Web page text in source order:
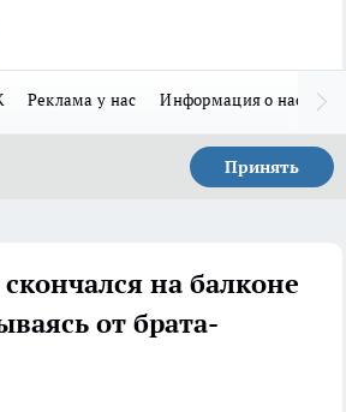
Реклама у нас Информация о нас
Принять
на балконе
от брата-